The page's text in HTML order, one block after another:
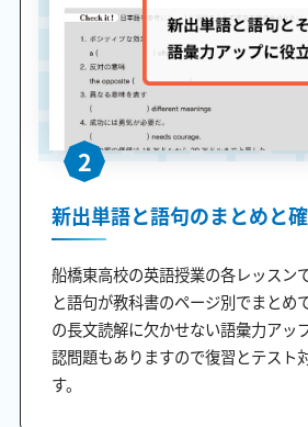
2
新出単語と語句のまとめと
船橋東高校の英語授業の各レッスン
と語句が教科書のページ別でまとめ
の長文読解に欠かせない語彙力アッ
認問題もありますので復習とテスト
す。